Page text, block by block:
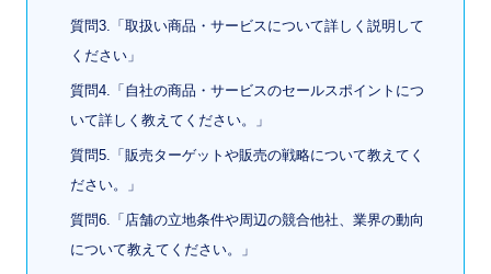
質問3.「取扱い商品・サービスについて詳しく説明して
ください」
質問4.「自社の商品・サービスのセールスポイントにつ
いて詳しく教えてください。」
質問5.「販売ターゲットや販売の戦略について教えてく
ださい。」
質問6.「店舗の立地条件や周辺の競合他社、業界の動向
について教えてください。」